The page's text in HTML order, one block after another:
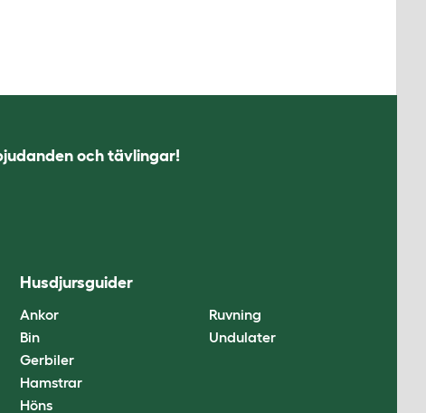
och tävlingar!
Husdjursguider
Ankor
Bin
Gerbiler
Hamstrar
Höns
Ruvning
Undulater